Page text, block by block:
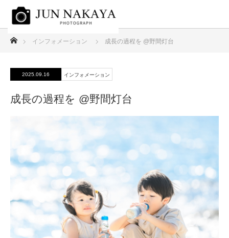
インフォメーション 成長の過程を @野間灯台
2025.09.16 インフォメーション
成長の過程を @野間灯台